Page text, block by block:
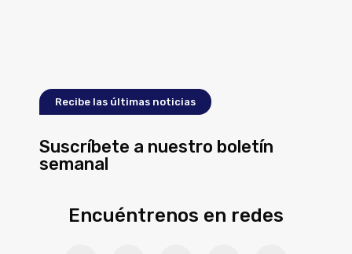
Recibe las últimas noticias
Suscríbete a nuestro boletín
semanal
Encuéntrenos en redes